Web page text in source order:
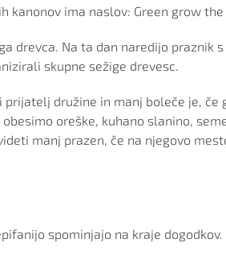
kanonov ima naslov: Green grow the
drevca. Na ta dan naredijo praznik
skupne sežige drevesc.
družine in manj boleče je, če
oreške, kuhano slanino,
manj prazen, če na njegovo
spominjajo na kraje